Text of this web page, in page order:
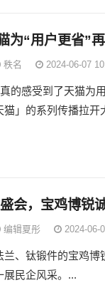
为“用户更省”
秩名 2024-06-07
的感受到了天猫为
猫」的系列传播拉
会，宝鸡博锐
编辑夏彤 2024-06-
兰、钛锻件的宝鸡
展民企风采。...